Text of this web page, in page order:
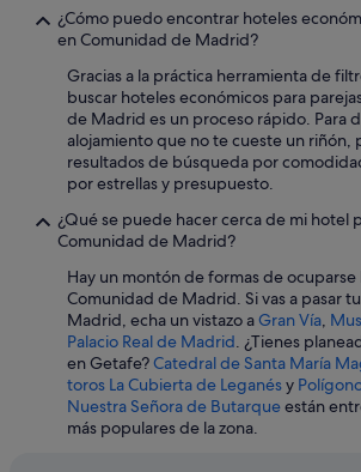
Hoteles que aceptan mascotas en Torrejón
Hoteles de 3 estrellas en Madrid
Villanueva de la Cañada hoteles
Pensiones en Madrid
Nh Hotels en Alcalá de Henares
Hoteles baratos en Madrid
Hoteles con spa en San Sebastián de los
Hoteles con piscina en El Escorial
Hoteles con piscina en Fuenlabrada
Hoteles con spa en Madrid
¿Cómo puedo encontrar hoteles
en Comunidad de Madrid?
Gracias a la práctica herramienta de
buscar hoteles económicos para
de Madrid es un proceso rápido. Para
alojamiento que no te cueste un riñón,
resultados de búsqueda por
por estrellas y presupuesto.
¿Qué se puede hacer cerca de mi hotel
Comunidad de Madrid?
Hay un montón de formas de ocuparse
Comunidad de Madrid. Si vas a pasar
Madrid, echa un vistazo aGran Vía,
Palacio Real de Madrid. ¿Tienes
en Getafe?Catedral de Santa María
toros La Cubierta de Leganésy
Nuestra Señora de Butarqueestán
más populares de la zona.